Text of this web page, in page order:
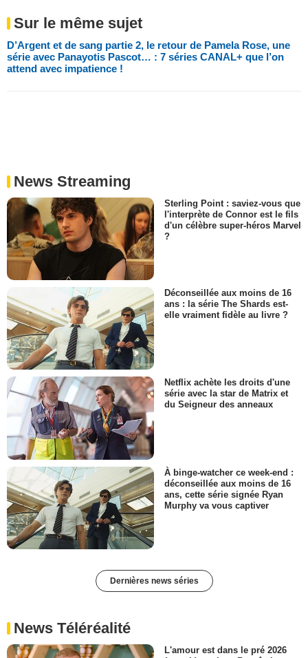
Sur le même sujet
D’Argent et de sang partie 2, le retour de Pamela Rose, une
série avec Panayotis Pascot… : 7 séries CANAL+ que l’on
attend avec impatience !
News Streaming
Sterling Point : saviez-vous que
l'interprète de Connor est le fils
d'un célèbre super-héros Marvel
?
Déconseillée aux moins de 16
ans : la série The Shards est-
elle vraiment fidèle au livre ?
Netflix achète les droits d'une
série avec la star de Matrix et
du Seigneur des anneaux
À binge-watcher ce week-end :
déconseillée aux moins de 16
ans, cette série signée Ryan
Murphy va vous captiver
Dernières news séries
News Téléréalité
L'amour est dans le pré 2026